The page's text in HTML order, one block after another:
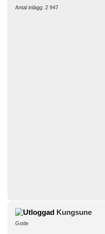
Antal inlägg: 2 947
Kungsune
Gode